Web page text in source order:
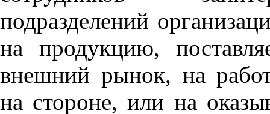
подразделений
на
продукцию,
внешний рынок, на
на стороне,или на